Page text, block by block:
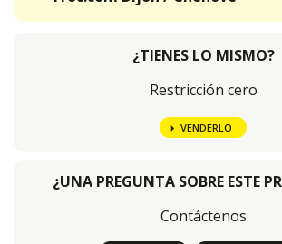
¿TIENES LO MISMO?
Restricción cero
VENDERLO
¿UNA PREGUNTA SOBRE ESTE
Contáctenos